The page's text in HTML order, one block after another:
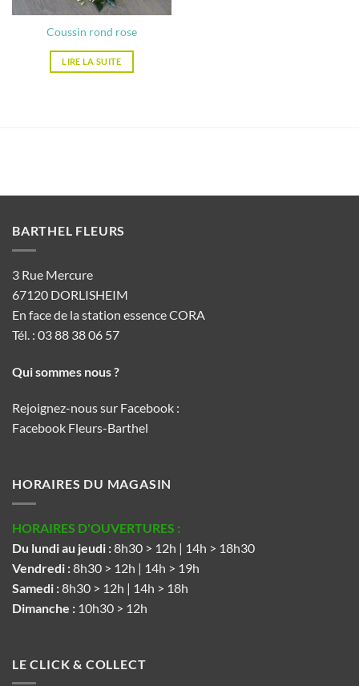
Coussin rond rose
LIRE LA SUITE
BARTHEL FLEURS
3 Rue Mercure
67120 DORLISHEIM
En face de la station essence CORA
Tél. : 03 88 38 06 57
Qui sommes nous ?
Rejoignez-nous sur Facebook :
Facebook Fleurs-Barthel
HORAIRES DU MAGASIN
HORAIRES D'OUVERTURES :
Du lundi au jeudi :8h30 > 12h | 14h > 18h30
Vendredi :8h30 > 12h | 14h > 19h
Samedi :8h30 > 12h | 14h > 18h
Dimanche : 10h30 > 12h
LE CLICK & COLLECT